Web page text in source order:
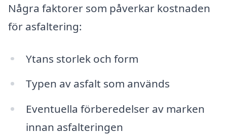
Några faktorer som påverkar kostnaden
för asfaltering:
Ytans storlek och form
Typen av asfalt som används
Eventuella förberedelser av marken
innan asfalteringen